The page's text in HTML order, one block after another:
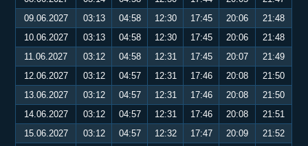
09.06.2027
03:13 04:58 12:30 17:45 20:06
21:48
10.06.2027
03:13 04:58 12:30 17:45 20:06
21:48
11.06.2027
03:12 04:58 12:31 17:45 20:07
21:49
12.06.2027
03:12 04:57 12:31 17:46 20:08
21:50
13.06.2027
03:12 04:57 12:31 17:46 20:08
21:50
14.06.2027
03:12 04:57 12:31 17:46 20:08
21:51
15.06.2027
03:12 04:57 12:32 17:47 20:09
21:52